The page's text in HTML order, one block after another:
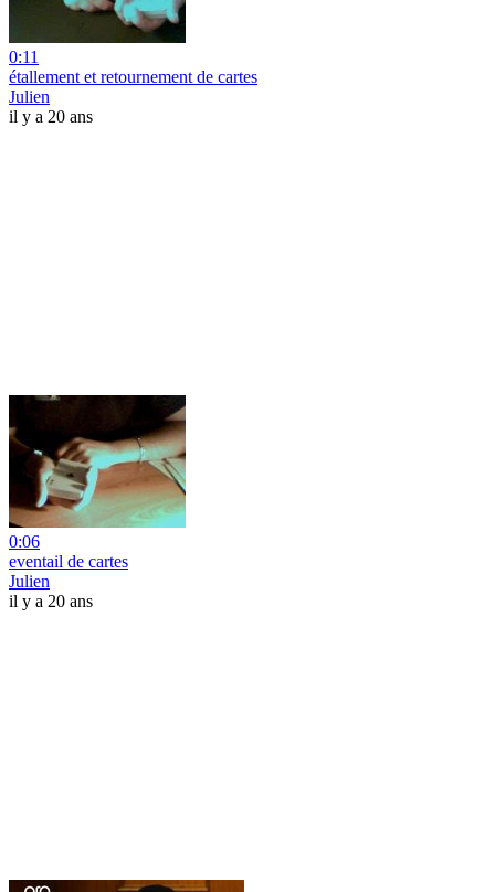
0:11
étallement et retournement de cartes
Julien
il y a 20 ans
0:06
eventail de cartes
Julien
il y a 20 ans